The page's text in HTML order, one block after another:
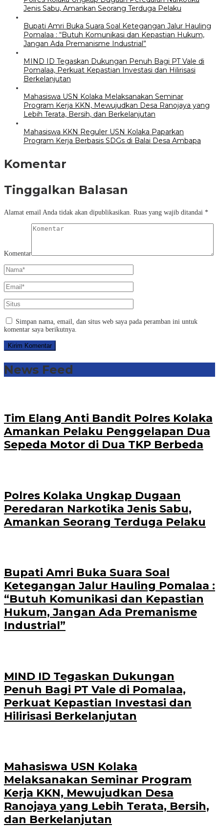
Jenis Sabu, Amankan Seorang Terduga Pelaku
Bupati Amri Buka Suara Soal Ketegangan Jalur Hauling
Pomalaa : “Butuh Komunikasi dan Kepastian Hukum,
Jangan Ada Premanisme Industrial”
MIND ID Tegaskan Dukungan Penuh Bagi PT Vale di
Pomalaa, Perkuat Kepastian Investasi dan Hilirisasi
Berkelanjutan
Mahasiswa USN Kolaka Melaksanakan Seminar
Program Kerja KKN, Mewujudkan Desa Ranojaya yang
Lebih Terata, Bersih, dan Berkelanjutan
Mahasiswa KKN Reguler USN Kolaka Paparkan
Program Kerja Berbasis SDGs di Balai Desa Ambapa
Komentar
Tinggalkan Balasan
Alamat email Anda tidak akan dipublikasikan. Ruas yang wajib ditandai *
Komentar
Simpan nama, email, dan situs web saya pada peramban ini untuk
komentar saya berikutnya.
News Feed
Tim Elang Anti Bandit Polres Kolaka
Amankan Pelaku Penggelapan Dua
Sepeda Motor di Dua TKP Berbeda
Polres Kolaka Ungkap Dugaan
Peredaran Narkotika Jenis Sabu,
Amankan Seorang Terduga Pelaku
Bupati Amri Buka Suara Soal
Ketegangan Jalur Hauling Pomalaa :
“Butuh Komunikasi dan Kepastian
Hukum, Jangan Ada Premanisme
Industrial”
MIND ID Tegaskan Dukungan
Penuh Bagi PT Vale di Pomalaa,
Perkuat Kepastian Investasi dan
Hilirisasi Berkelanjutan
Mahasiswa USN Kolaka
Melaksanakan Seminar Program
Kerja KKN, Mewujudkan Desa
Ranojaya yang Lebih Terata, Bersih,
dan Berkelanjutan